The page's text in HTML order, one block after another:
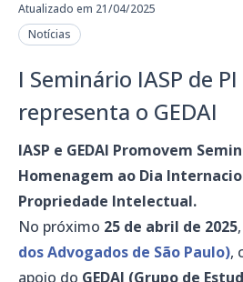
Atualizado em 21/04/2025
Notícias
I Seminário IASP de
representa o GEDAI
IASP e GEDAI Promovem
Homenagem ao Dia
Propriedade Intelectual.
No próximo 25 de abril de 2025
dos Advogados de São Paulo),
apoio do GEDAI (Grupo de